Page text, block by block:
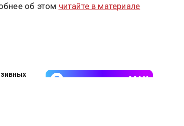
об этом читайте в материале